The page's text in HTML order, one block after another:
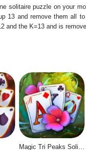
solitaire puzzle on your
13 and remove them all to
and the K=13 and is